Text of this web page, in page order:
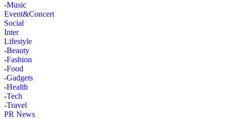
-Music
Event&Concert
Social
Inter
Lifestyle
-Beauty
-Fashion
-Food
-Gadgets
-Health
-Tech
-Travel
PR News